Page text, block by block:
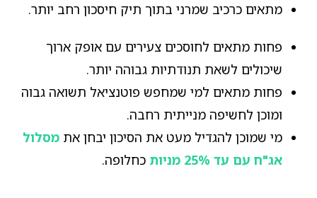
מתאים כרכיב שמרני בתוך תיק חיסכון רחב יותר.
פחות מתאים לחוסכים צעירים עם אופק ארוך
שיכולים לשאת תנודתיות גבוהה יותר.
פחות מתאים למי שמחפש פוטנציאל תשואה גבוה
ומוכן לחשיפה מנייתית רחבה.
מי שמוכן להגדיל מעט את הסיכון יבחן את מסלול
אג"ח עם עד 25% מניות
כחלופה.